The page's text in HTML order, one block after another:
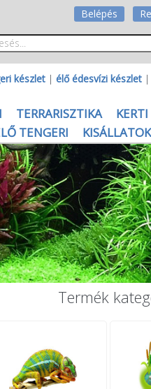
Belépés
készlet | élő édesvízi készlet |
TERRARISZTIKA
TENGERI KISÁLLATOK
Termék